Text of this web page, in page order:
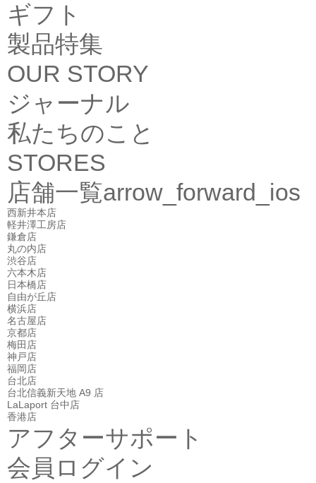
ギフト
製品特集
OUR STORY
ジャーナル
私たちのこと
STORES
店舗一覧arrow_forward_ios
西新井本店
軽井澤工房店
鎌倉店
丸の内店
渋谷店
六本木店
日本橋店
自由が丘店
横浜店
名古屋店
京都店
梅田店
神戸店
福岡店
台北店
台北信義新天地 A9 店
LaLaport 台中店
香港店
アフターサポート
会員ログイン